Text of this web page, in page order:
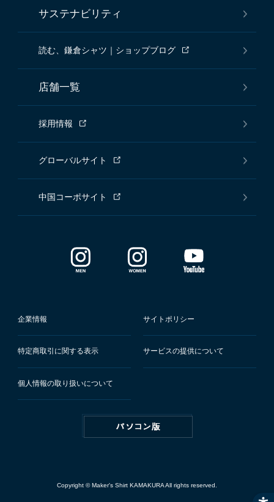
サステナビリティ
読む、鎌倉シャツ｜ショップブログ
店舗一覧
採用情報
グローバルサイト
中国コーポサイト
企業情報 サイトポリシー
特定商取引に関する表示 サービスの提供について
個人情報の取り扱いについて
Copyright © Maker's Shirt KAMAKURA All rights reserved.